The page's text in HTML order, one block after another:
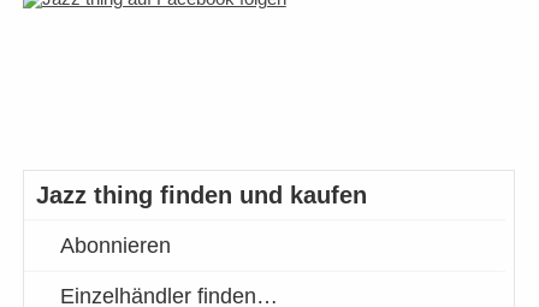
Jazz thing finden und kaufen
Abonnieren
Einzelhändler finden…